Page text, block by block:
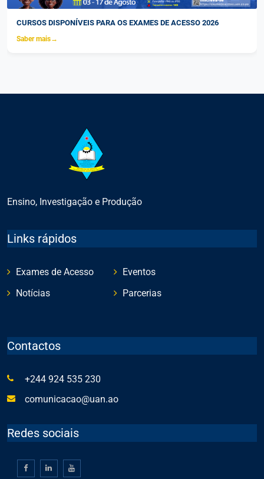
CURSOS DISPONÍVEIS PARA OS EXAMES DE ACESSO 2026
Saber mais→
Ensino, Investigação e Produção
Links rápidos
Exames de Acesso
Notícias
Eventos
Parcerias
Contactos
+244 924 535 230
comunicacao@uan.ao
Redes sociais